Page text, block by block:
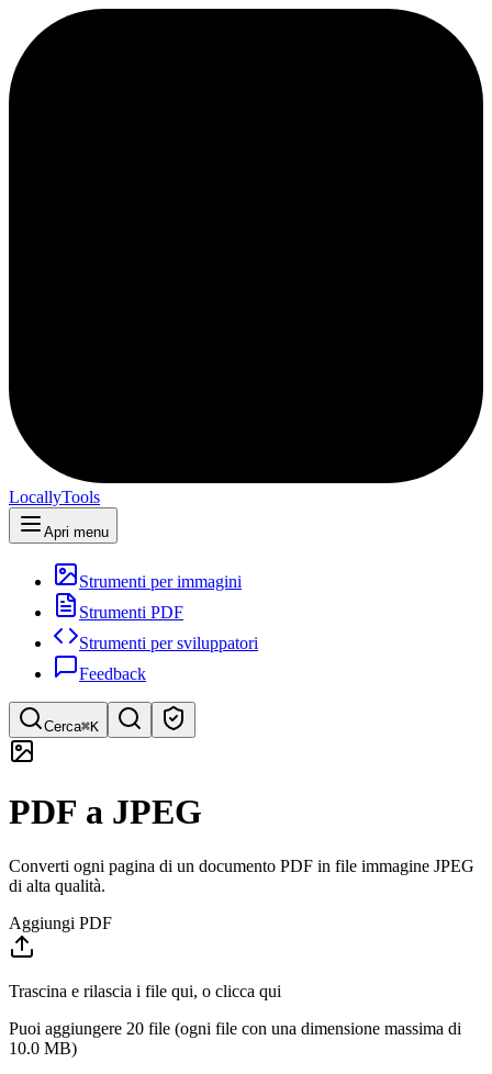
LocallyTools
Apri menu
Strumenti per immagini
Strumenti PDF
Strumenti per sviluppatori
Feedback
Cerca⌘K
Ricerca rapida di strumenti
PDF a JPEG
Converti ogni pagina di un documento PDF in file immagine JPEG
di alta qualità.
Aggiungi PDF
Trascina e rilascia i file qui, o clicca qui
Puoi aggiungere 20 file (ogni file con una dimensione massima di
10.0 MB)